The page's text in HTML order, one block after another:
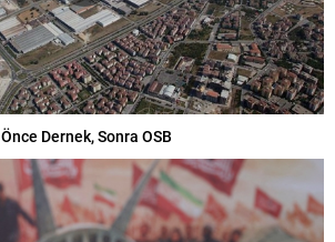
Önce Dernek, Sonra OSB